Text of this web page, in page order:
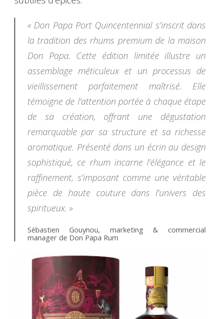
« Don Papa Port Quincentennial s’inscrit dans
la tradition des rhums premium de la maison
Don Papa. Cette édition limitée illustre un
assemblage méticuleux et un processus de
vieillissement parfaitement maîtrisé. Elle
témoigne de l’attention portée à chaque étape
de sa création, offrant une dégustation
remarquable par sa structure et sa richesse
aromatique. Présenté dans un écrin au design
sophistiqué, ce rhum incarne l’élégance et le
raffinement, s’imposant comme une véritable
pièce de haute couture dans l’univers des
spiritueux. »
Sébastien Gouynou, marketing & commercial
manager de Don Papa Rum